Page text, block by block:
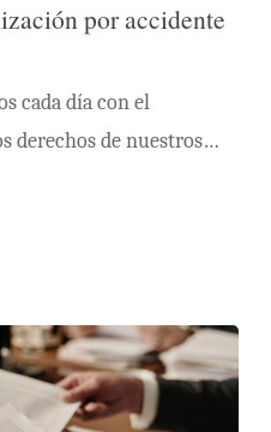
por accidente
cada día con el
derechos de nuestros…